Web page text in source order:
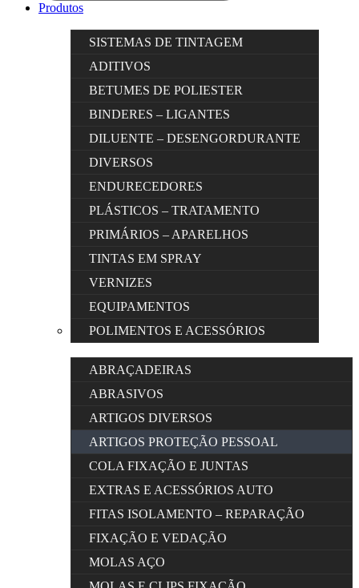
Produtos
SISTEMAS DE TINTAGEM
ADITIVOS
BETUMES DE POLIESTER
BINDERES – LIGANTES
DILUENTE – DESENGORDURANTE
DIVERSOS
ENDURECEDORES
PLÁSTICOS – TRATAMENTO
PRIMÁRIOS – APARELHOS
TINTAS EM SPRAY
VERNIZES
EQUIPAMENTOS
POLIMENTOS E ACESSÓRIOS
ABRAÇADEIRAS
ABRASIVOS
ARTIGOS DIVERSOS
ARTIGOS PROTEÇÃO PESSOAL
COLA FIXAÇÃO E JUNTAS
EXTRAS E ACESSÓRIOS AUTO
FITAS ISOLAMENTO – REPARAÇÃO
FIXAÇÃO E VEDAÇÃO
MOLAS AÇO